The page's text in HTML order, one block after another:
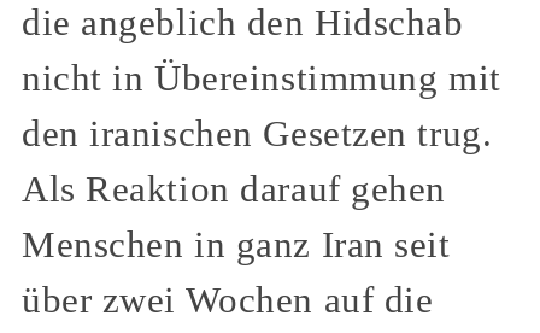
die angeblich den Hidschab
nicht in Übereinstimmung mit
den iranischen Gesetzen trug.
Als Reaktion darauf gehen
Menschen in ganz Iran seit
über zwei Wochen auf die